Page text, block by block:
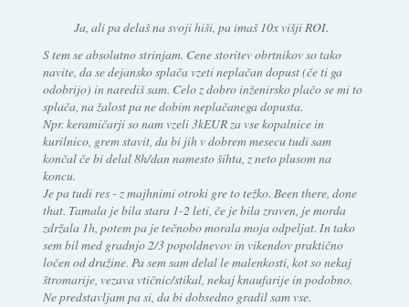
Ja, ali pa delaš na svoji hiši, pa imaš 10x višji ROI.
S tem se absolutno strinjam. Cene storitev obrtnikov so tako
navite, da se dejansko splača vzeti neplačan dopust (če ti ga
odobrijo) in narediš sam. Celo z dobro inženirsko plačo se mi to
splača, na žalost pa ne dobim neplačanega dopusta.
Npr. keramičarji so nam vzeli 3kEUR za vse kopalnice in
kurilnico, grem stavit, da bi jih v dobrem mesecu tudi sam
končal če bi delal 8h/dan namesto šihta, z neto plusom na
koncu.
Je pa tudi res - z majhnimi otroki gre to težko. Been there, done
that. Tamala je bila stara 1-2 leti, če je bila zraven, je morda
zdržala 1h, potem pa je tečnobo morala moja odpeljat. In tako
sem bil med gradnjo 2/3 popoldnevov in vikendov praktično
ločen od družine. Pa sem sam delal le malenkosti, kot so nekaj
štromarije, vezava vtičnic/stikal, nekaj knaufarije in podobno.
Ne predstavljam pa si, da bi dobsedno gradil sam vse.